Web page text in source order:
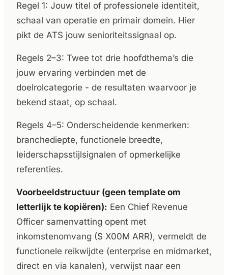
Regel 1: Jouw titel of professionele identiteit,
schaal van operatie en primair domein. Hier
pikt de ATS jouw senioriteitssignaal op.
Regels 2–3: Twee tot drie hoofdthema’s die
jouw ervaring verbinden met de
doelrolcategorie - de resultaten waarvoor je
bekend staat, op schaal.
Regels 4–5: Onderscheidende kenmerken:
branchediepte, functionele breedte,
leiderschapsstijlsignalen of opmerkelijke
referenties.
Voorbeeldstructuur (geen template om
letterlijk te kopiëren): Een Chief Revenue
Officer samenvatting opent met
inkomstenomvang ($ X00M ARR), vermeldt de
functionele reikwijdte (enterprise en midmarket,
direct en via kanalen), verwijst naar een